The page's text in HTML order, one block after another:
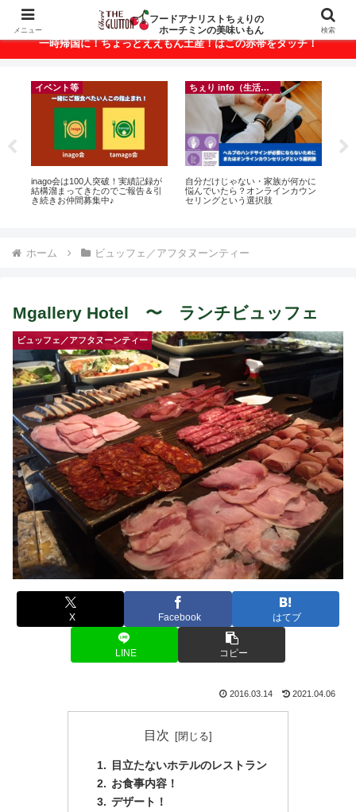
ベトナム・ホーチミンの美味いもんが満載！
一時帰国に！ちょっとええもん土産！はこの赤帯をタッチ！
【 Ho Chi Minh】🍺 Happy Hour
and More in Ho Chi Minh CIty 🍺
ちぇり info（生活情報）
【Ho Chi Minh】帰国直前にやって
おきたい！たった1回の施術でこん
なに違う？！ ＆帰国時の乾燥対策
ホーム ビュッフェ／アフタヌーンティー
Mgallery Hotel 〜 ランチビュッフェ
ビュッフェ／アフタヌーンティー
X Facebook はてブ
LINE コピー
2016.03.14 2021.04.06
目次
目立たないホテルのレストラン
お食事内容！
デザート！
メニュー
フードアナリストちぇりの
ホーチミンの美味いもん
検索